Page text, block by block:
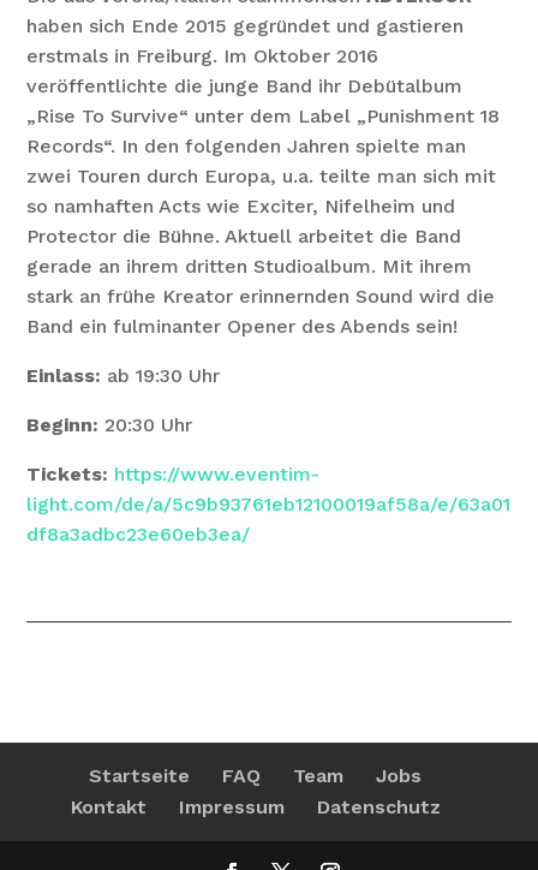
haben sich Ende 2015 gegründet und gastieren
erstmals in Freiburg. Im Oktober 2016
veröffentlichte die junge Band ihr Debütalbum
„Rise To Survive“ unter dem Label „Punishment 18
Records“. In den folgenden Jahren spielte man
zwei Touren durch Europa, u.a. teilte man sich mit
so namhaften Acts wie Exciter, Nifelheim und
Protector die Bühne. Aktuell arbeitet die Band
gerade an ihrem dritten Studioalbum. Mit ihrem
stark an frühe Kreator erinnernden Sound wird die
Band ein fulminanter Opener des Abends sein!
Einlass: ab 19:30 Uhr
Beginn: 20:30 Uhr
Tickets: https://www.eventim-
light.com/de/a/5c9b93761eb12100019af58a/e/63a01
df8a3adbc23e60eb3ea/
Startseite FAQ Team
Jobs
Kontakt
Impressum Datenschutz